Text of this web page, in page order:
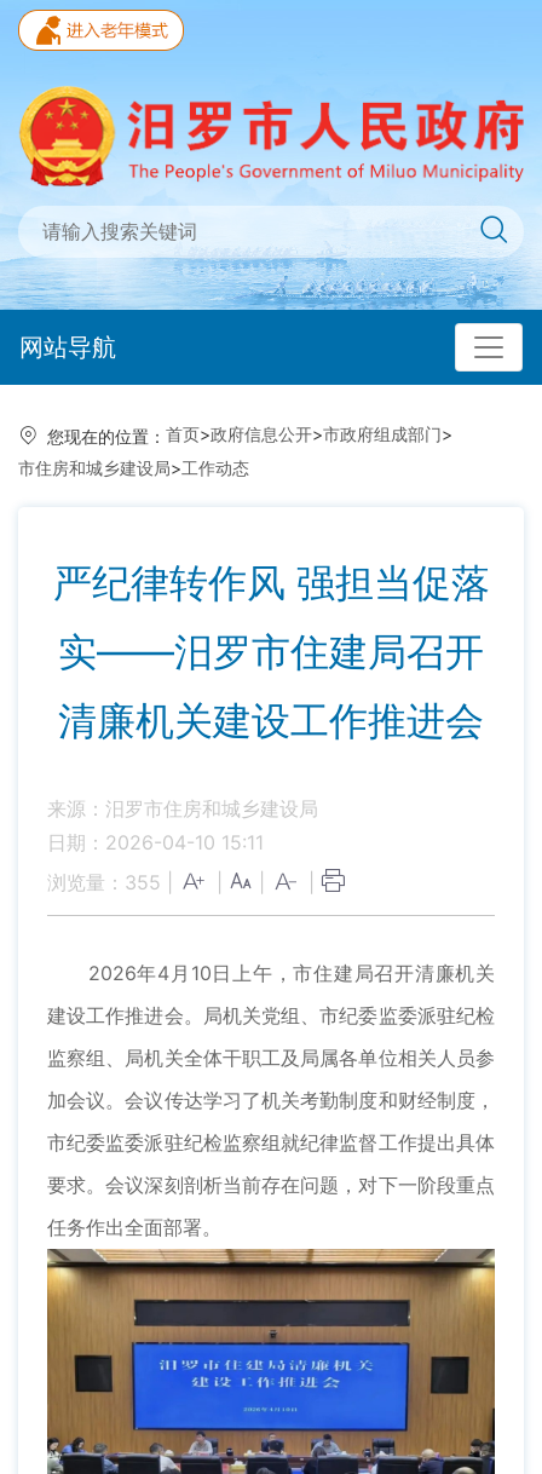
网站导航
您现在的位置： 首页>政府信息公开>市政府组成部门>
市住房和城乡建设局>工作动态
严纪律转作风 强担当促落
实——汨罗市住建局召开
清廉机关建设工作推进会
来源：汨罗市住房和城乡建设局
日期：2026-04-10 15:11
浏览量： 355
2026年4月10日上午，市住建局召开清廉机关
建设工作推进会。局机关党组、市纪委监委派驻纪检
监察组、局机关全体干职工及局属各单位相关人员参
加会议。会议传达学习了机关考勤制度和财经制度，
市纪委监委派驻纪检监察组就纪律监督工作提出具体
要求。会议深刻剖析当前存在问题，对下一阶段重点
任务作出全面部署。